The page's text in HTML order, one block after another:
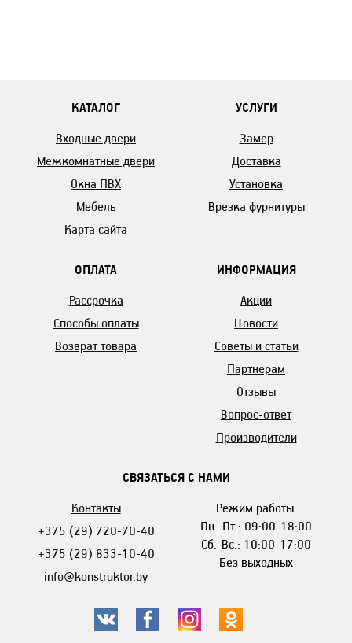
КАТАЛОГ
Входные двери
Межкомнатные двери
Окна ПВХ
Мебель
Карта сайта
УСЛУГИ
Замер
Доставка
Установка
Врезка фурнитуры
ОПЛАТА
Рассрочка
Способы оплаты
Возврат товара
ИНФОРМАЦИЯ
Акции
Новости
Советы и статьи
Партнерам
Отзывы
Вопрос-ответ
Производители
СВЯЗАТЬСЯ С НАМИ
Контакты
+375 (29) 720-70-40
+375 (29) 833-10-40
info@konstruktor.by
Режим работы:
Пн.-Пт.: 09:00-18:00
Сб.-Вс.: 10:00-17:00
Без выходных